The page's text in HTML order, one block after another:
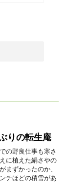
りの転生庵
の野良仕事も寒さ
に植えた絹さやの
まずかったのか、
チほどの積雪があ